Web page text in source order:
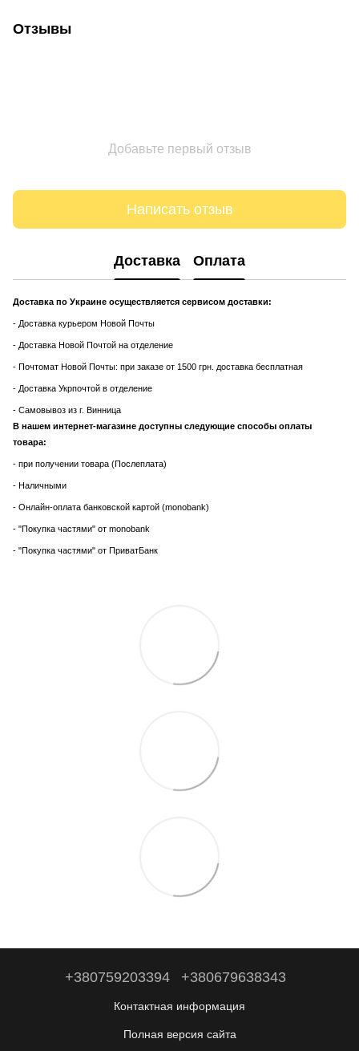
Отзывы
Добавьте первый отзыв
Написать отзыв
Доставка Оплата
Доставка по Украине осуществляется сервисом доставки:
- Доставка курьером Новой Почты
- Доставка Новой Почтой на отделение
- Почтомат Новой Почты: при заказе от 1500 грн. доставка бесплатная
- Доставка Укрпочтой в отделение
- Самовывоз из г. Винница
В нашем интернет-магазине доступны следующие способы оплаты
товара:
- при получении товара (Послеплата)
- Наличными
- Онлайн-оплата банковской картой (monobank)
- "Покупка частями" от monobank
- "Покупка частями" от ПриватБанк
+380759203394 +380679638343
Контактная информация
Полная версия сайта